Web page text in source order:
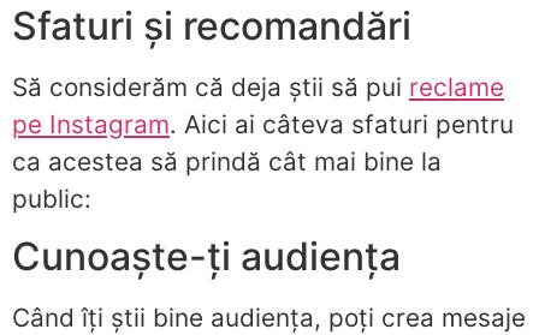
Sfaturi și recomandări
Să considerăm că deja știi să pui reclame
pe Instagram. Aici ai câteva sfaturi pentru
ca acestea să prindă cât mai bine la
public:
Cunoaște-ți audiența
Când îți știi bine audiența, poți crea mesaje